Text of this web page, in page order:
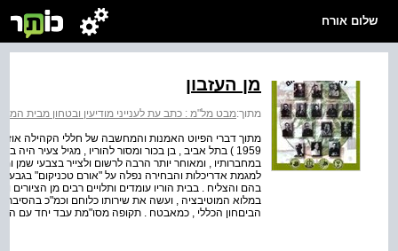
שלום אורח
מן העזבון
מתוך:מבט מל"מ : כתב עת לענייני מודיעין ובטחון מבית המרכז
1959 ) בתל אביב , בן בכור ומסור להוריו , מגיל צעיר
במחברותיו , ומאוחר יותר הרבה לרשום ולצייר בצבעי שמן
במלוא המוטיבציה , ועשה את שירותו כלוחם וכמ"כ
הביםחון הכללי , כמאבטח . תקופה מסו"מת עבד יחד עם